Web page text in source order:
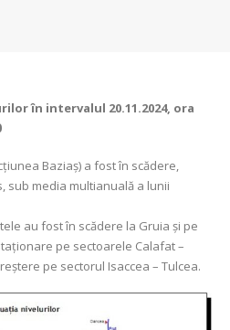
în intervalul 20.11.2024, ora
Baziaş) a fost în scădere,
sub media multianuală a lunii
au fost în scădere la Gruia și pe
pe sectoarele Calafat –
pe sectorul Isaccea – Tulcea.